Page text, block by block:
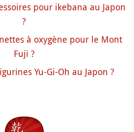
pour ikebana au Japon
?
à oxygène pour le Mont
Fuji ?
Yu-Gi-Oh au Japon ?